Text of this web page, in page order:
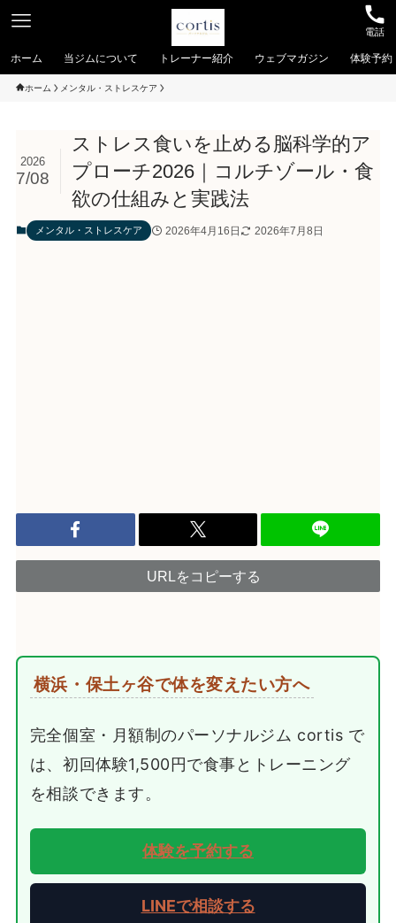
電話
ホーム 当ジムについて トレーナー紹介 ウェブマガジン 体験予約
ホーム メンタル・ストレスケア
ストレス食いを止める脳科学的ア
プローチ2026｜コルチゾール・食
欲の仕組みと実践法
2026
7/08
メンタル・ストレスケア 2026年4月16日 2026年7月8日
URLをコピーする
横浜・保土ヶ谷で体を変えたい方へ
完全個室・月額制のパーソナルジム cortis で
は、初回体験1,500円で食事とトレーニング
を相談できます。
体験を予約する
LINEで相談する